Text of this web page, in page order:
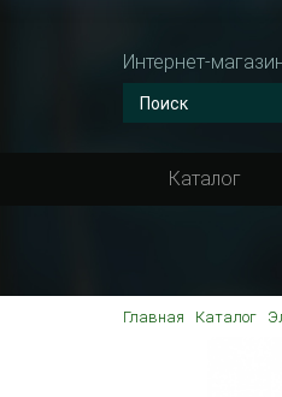
Интернет-
Каталог
Главная Каталог